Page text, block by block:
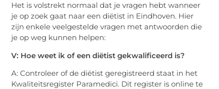
Het is volstrekt normaal dat je vragen hebt wanneer
je op zoek gaat naar een diëtist in Eindhoven. Hier
zijn enkele veelgestelde vragen met antwoorden die
je op weg kunnen helpen:
V: Hoe weet ik of een diëtist gekwalificeerd is?
A: Controleer of de diëtist geregistreerd staat in het
Kwaliteitsregister Paramedici. Dit register is online te